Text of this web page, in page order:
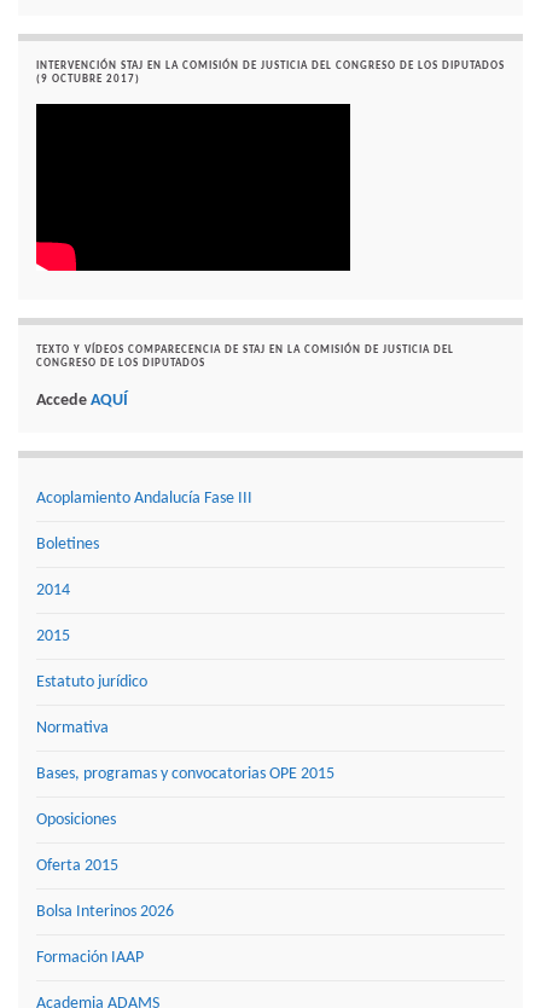
INTERVENCIÓN STAJ EN LA COMISIÓN DE JUSTICIA DEL CONGRESO DE LOS DIPUTADOS
(9 OCTUBRE 2017)
TEXTO Y VÍDEOS COMPARECENCIA DE STAJ EN LA COMISIÓN DE JUSTICIA DEL
CONGRESO DE LOS DIPUTADOS
Accede AQUÍ
Acoplamiento Andalucía Fase III
Boletines
2014
2015
Estatuto jurídico
Normativa
Bases, programas y convocatorias OPE 2015
Oposiciones
Oferta 2015
Bolsa Interinos 2026
Formación IAAP
Academia ADAMS